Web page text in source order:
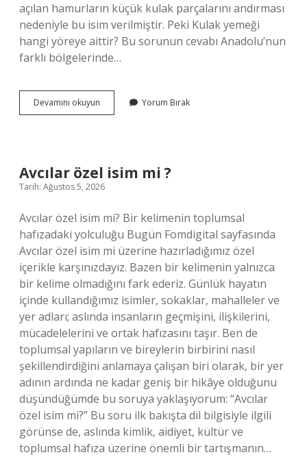
açılan hamurların küçük kulak parçalarını andırması
nedeniyle bu isim verilmiştir. Peki Kulak yemeği
hangi yöreye aittir? Bu sorunun cevabı Anadolu’nun
farklı bölgelerinde…
Devamını okuyun
yemeği
Yorum Bırak
Avcılar özel isim mi ?
Tarih: Ağustos 5, 2026
Avcılar özel isim mi? Bir kelimenin toplumsal
hafızadaki yolculuğu Bugün Fomdigital sayfasında
Avcılar özel isim mi üzerine hazırladığımız özel
içerikle karşınızdayız. Bazen bir kelimenin yalnızca
bir kelime olmadığını fark ederiz. Günlük hayatın
içinde kullandığımız isimler, sokaklar, mahalleler ve
yer adları; aslında insanların geçmişini, ilişkilerini,
mücadelelerini ve ortak hafızasını taşır. Ben de
toplumsal yapıların ve bireylerin birbirini nasıl
şekillendirdiğini anlamaya çalışan biri olarak, bir yer
adının ardında ne kadar geniş bir hikâye olduğunu
düşündüğümde bu soruya yaklaşıyorum: “Avcılar
özel isim mi?” Bu soru ilk bakışta dil bilgisiyle ilgili
görünse de, aslında kimlik, aidiyet, kültür ve
toplumsal hafıza üzerine önemli bir tartışmanın…